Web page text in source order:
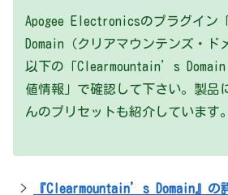
Apogee Electronicsのプラグイン
Domain（クリアマウンテンズ・ド
以下の「Clearmountain’s
値情報」で確認して下さい。製品
んのプリセットも紹介しています。
> 『Clearmountain’s Domain』の